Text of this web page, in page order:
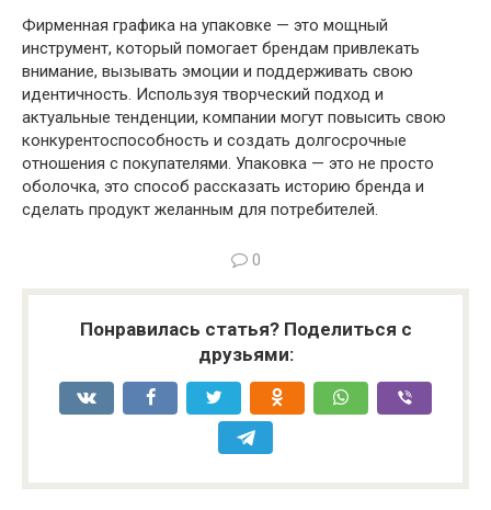
Фирменная графика на упаковке — это мощный
инструмент, который помогает брендам привлекать
внимание, вызывать эмоции и поддерживать свою
идентичность. Используя творческий подход и
актуальные тенденции, компании могут повысить свою
конкурентоспособность и создать долгосрочные
отношения с покупателями. Упаковка — это не просто
оболочка, это способ рассказать историю бренда и
сделать продукт желанным для потребителей.
0
Понравилась статья? Поделиться с
друзьями: